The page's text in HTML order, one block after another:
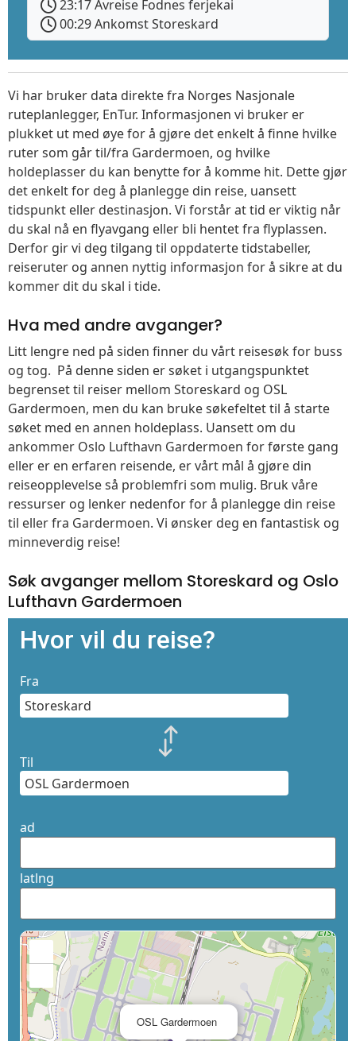
23:17 Avreise Fodnes ferjekai
00:29 Ankomst Storeskard
Vi har bruker data direkte fra Norges Nasjonale
ruteplanlegger, EnTur. Informasjonen vi bruker er
plukket ut med øye for å gjøre det enkelt å finne hvilke
ruter som går til/fra Gardermoen, og hvilke
holdeplasser du kan benytte for å komme hit. Dette gjør
det enkelt for deg å planlegge din reise, uansett
tidspunkt eller destinasjon. Vi forstår at tid er viktig når
du skal nå en flyavgang eller bli hentet fra flyplassen.
Derfor gir vi deg tilgang til oppdaterte tidstabeller,
reiseruter og annen nyttig informasjon for å sikre at du
kommer dit du skal i tide.
Hva med andre avganger?
Litt lengre ned på siden finner du vårt reisesøk for buss
og tog. På denne siden er søket i utgangspunktet
begrenset til reiser mellom Storeskard og OSL
Gardermoen, men du kan bruke søkefeltet til å starte
søket med en annen holdeplass. Uansett om du
ankommer Oslo Lufthavn Gardermoen for første gang
eller er en erfaren reisende, er vårt mål å gjøre din
reiseopplevelse så problemfri som mulig. Bruk våre
ressurser og lenker nedenfor for å planlegge din reise
til eller fra Gardermoen. Vi ønsker deg en fantastisk og
minneverdig reise!
Søk avganger mellom Storeskard og Oslo
Lufthavn Gardermoen
Hvor vil du reise?
Fra
Til
ad
latlng
OSL Gardermoen